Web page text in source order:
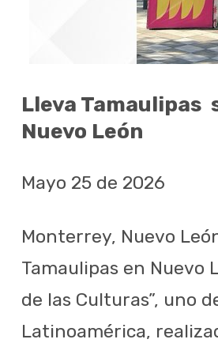
Lleva Tamaulipas
Nuevo León
Mayo 25 de 2026
Monterrey, Nuevo
Tamaulipas en Nuevo
de las Culturas”, uno
Latinoamérica,